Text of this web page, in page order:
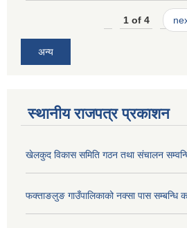
1 of 4
अन्य
स्थानीय राजपत्र प्रकाशन
खेलकुद विकास समिति गठन तथा संचालन
फक्ताङलुङ गाउँपालिकाको नक्सा पास सम्बन्धि